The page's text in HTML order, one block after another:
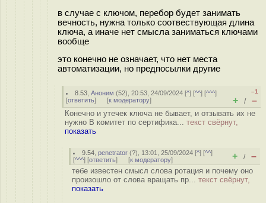
в случае с ключом, перебор будет занимать
вечность, нужна только соотвествующая длина
ключа, а иначе нет смысла заниматься ключами
вообще
это конечно не означает, что нет места
автоматизации, но предпосылки другие
8.53 ,Аноним (52), 20:53, 24/09/2024 [^] [^^] [^^^]
[ответить] [к модератору]
–1
+ / –
Конечно и утечек ключа не бывает, и отзывать их не
нужно В комитет по сертифика... текст свёрнут,
показать
9.54 ,penetrator (?), 13:01, 25/09/2024 [^] [^^]
[^^^] [ответить] [к модератору] + / –
тебе известен смысл слова ротация и почему оно
произошло от слова вращать пр... текст свёрнут,
показать